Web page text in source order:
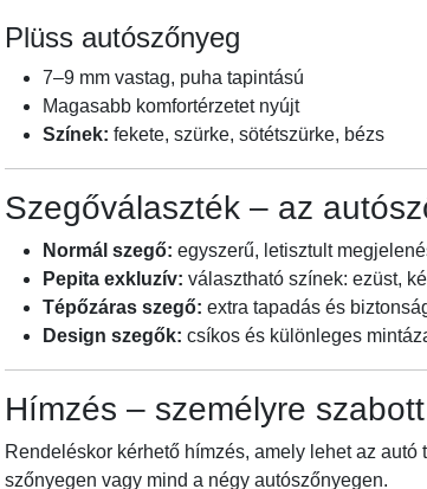
Plüss autószőnyeg
7–9 mm vastag, puha tapintású
Magasabb komfortérzetet nyújt
Színek: fekete, szürke, sötétszürke, bézs
Szegőválaszték – az
Normál szegő: egyszerű, letisztult
Pepita exkluzív: választható színek: ezüst,
Tépőzáras szegő: extra tapadás és
Design szegők: csíkos és különleges
Hímzés – személyre
Rendeléskor kérhető hímzés, amely lehet az
szőnyegen vagy mind a négy autószőnyegen.